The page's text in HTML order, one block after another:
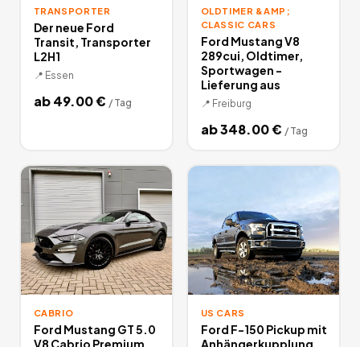
TRANSPORTER
Der neue Ford
Transit, Transporter
L2H1
📍 Essen
ab49.00€ / Tag
OLDTIMER &AMP;
CLASSIC CARS
Ford Mustang V8
289cui, Oldtimer,
Sportwagen -
Lieferung aus
📍 Freiburg
ab348.00€ / Tag
CABRIO
Ford Mustang GT 5.0
V8 Cabrio Premium
US CARS
Ford F-150 Pickup mit
Anhängerkupplung